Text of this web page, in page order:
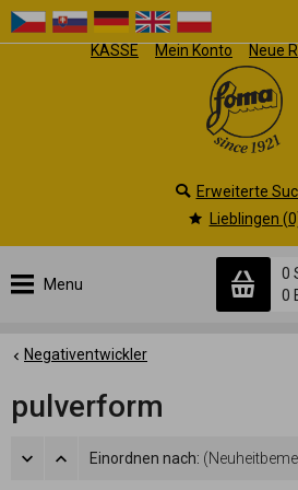
KASSE Mein Konto Neue
Menu
0
0
Erweiterte
Lieblingen
Negativentwickler
pulverform
Einordnen nach: